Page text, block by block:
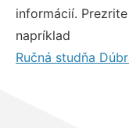
informácií.
napríklad
Ručná studňa